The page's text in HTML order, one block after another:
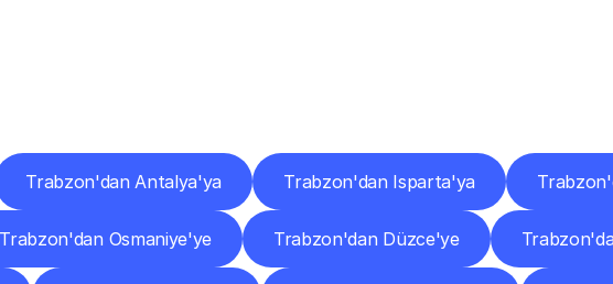
Trabzon'dan Antalya'ya Trabzon'dan Isparta'ya
Trabzon'dan Osmaniye'ye Trabzon'dan Düzce'ye